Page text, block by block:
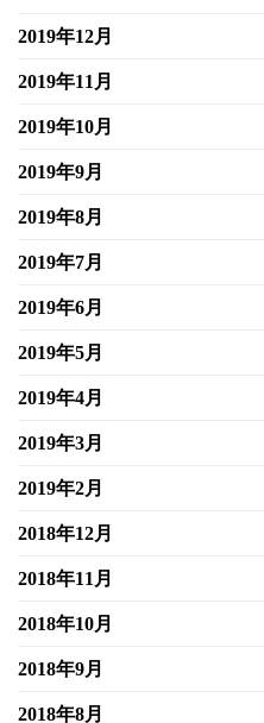
2019年12月
2019年11月
2019年10月
2019年9月
2019年8月
2019年7月
2019年6月
2019年5月
2019年4月
2019年3月
2019年2月
2018年12月
2018年11月
2018年10月
2018年9月
2018年8月